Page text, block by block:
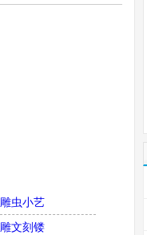
雕虫小艺
雕文刻镂